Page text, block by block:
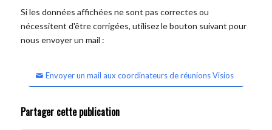
Si les données affichées ne sont pas correctes ou
nécessitent d'être corrigées, utilisez le bouton suivant pour
nous envoyer un mail :
Envoyer un mail aux coordinateurs de réunions Visios
Partager cette publication